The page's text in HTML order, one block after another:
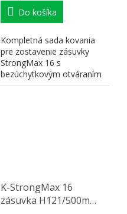
Do košíka
Kompletná sada kovania
pre zostavenie zásuvky
StrongMax 16 s
bezúchytkovým otváraním
"PUSH". Nutné doplniť
K-StrongMax 16
zásuvka H121/500mm